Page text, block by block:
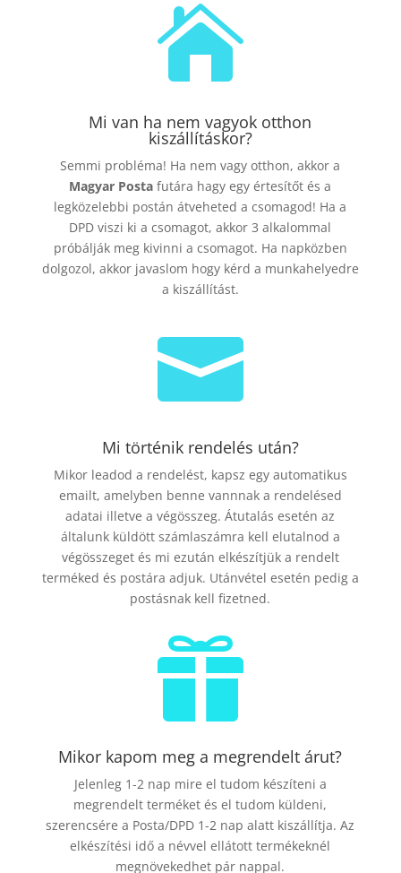

Mi van ha nem vagyok otthon
kiszállításkor?
Semmi probléma! Ha nem vagy otthon, akkor a
Magyar Postafutára hagy egy értesítőt és a
legközelebbi postán átveheted a csomagod! Ha a
DPD viszi ki a csomagot, akkor 3 alkalommal
próbálják meg kivinni a csomagot. Ha napközben
dolgozol, akkor javaslom hogy kérd a munkahelyedre
a kiszállítást.

Mi történik rendelés után?
Mikor leadod a rendelést, kapsz egy automatikus
emailt, amelyben benne vannnak a rendelésed
adatai illetve a végösszeg. Átutalás esetén az
általunk küldött számlaszámra kell elutalnod a
végösszeget és mi ezután elkészítjük a rendelt
terméked és postára adjuk. Utánvétel esetén pedig a
postásnak kell fizetned.

Mikor kapom meg a megrendelt árut?
Jelenleg 1-2 nap mire el tudom készíteni a
megrendelt terméket és el tudom küldeni,
szerencsére a Posta/DPD 1-2 nap alatt kiszállítja. Az
elkészítési idő a névvel ellátott termékeknél
megnövekedhet pár nappal.